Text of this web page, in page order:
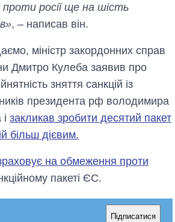
проти росії ще на шість
, – написав він.
міністр закордонних справ
Дмитро Кулеба заявив про
зняття санкцій із
президента рф володимира
ізакликав зробити десятий пакет
більш дієвим.
на обмеження проти
пакеті ЄС.
Підписатися
ударів по Україні
за літо: Київ та
головною ціллю
рф